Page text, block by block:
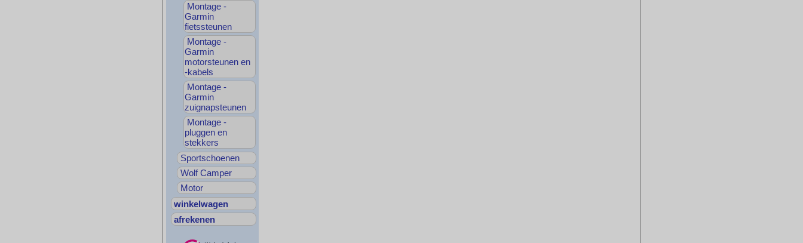
Montage -
Garmin
fietssteunen
Montage -
Garmin
motorsteunen en
-kabels
Montage -
Garmin
zuignapsteunen
Montage -
pluggen en
stekkers
Sportschoenen
Wolf Camper
Motor
winkelwagen
afrekenen